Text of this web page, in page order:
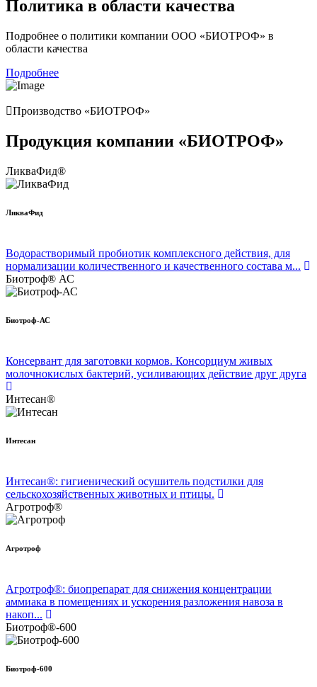
Политика в области качества
Подробнее о политики компании ООО «БИОТРОФ» в
области качества
Подробнее
Производство «БИОТРОФ»
Продукция компании «БИОТРОФ»
ЛикваФид®
ЛикваФид
Водорастворимый пробиотик комплексного действия, для
нормализации количественного и качественного состава м...
Биотроф® АС
Биотроф-АС
Консервант для заготовки кормов. Консорциум живых
молочнокислых бактерий, усиливающих действие друг друга
Интесан®
Интесан
Интесан®: гигиенический осушитель подстилки для
сельскохозяйственных животных и птицы.
Агротроф®
Агротроф
Агротроф®: биопрепарат для снижения концентрации
аммиака в помещениях и ускорения разложения навоза в
накоп...
Биотроф®-600
Биотроф-600